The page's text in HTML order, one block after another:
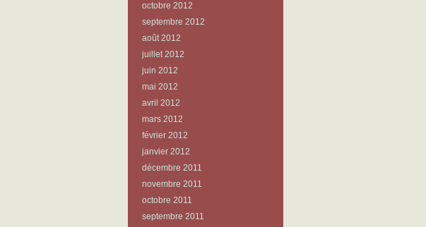
octobre 2012
septembre 2012
août 2012
juillet 2012
juin 2012
mai 2012
avril 2012
mars 2012
février 2012
janvier 2012
décembre 2011
novembre 2011
octobre 2011
septembre 2011